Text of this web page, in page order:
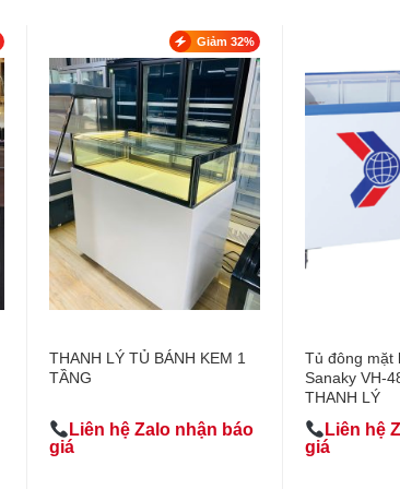
Giảm 32%
THANH LÝ TỦ BÁNH KEM 1
TẦNG
Liên hệ Zalo nhận báo
giá
Tủ đông mặt
Sanaky VH-
THANH LÝ
Liên hệ
giá